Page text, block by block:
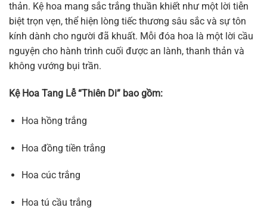
thản. Kệ hoa mang sắc trắng thuần khiết như một lời tiễn
biệt trọn vẹn, thể hiện lòng tiếc thương sâu sắc và sự tôn
kính dành cho người đã khuất. Mỗi đóa hoa là một lời cầu
nguyện cho hành trình cuối được an lành, thanh thản và
không vướng bụi trần.
Kệ Hoa Tang Lễ “Thiên Di” bao gồm:
Hoa hồng trắng
Hoa đồng tiền trắng
Hoa cúc trắng
Hoa tú cầu trắng